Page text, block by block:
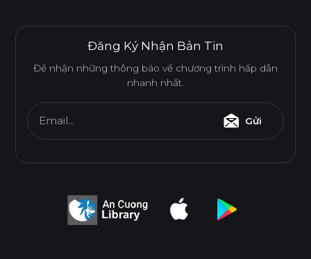
Đăng Ký Nhận Bản Tin
Để nhận những thông báo về chương trình hấp dẫn
nhanh nhất.
Email... Gửi